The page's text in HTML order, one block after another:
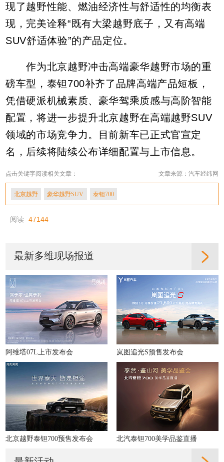
现了越野性能、燃油经济性与舒适性的均衡表
现，完美诠释“既有大梁越野底子，又有高端
SUV舒适体验”的产品定位。
作为北京越野冲击高端豪华越野市场的重
磅车型，泰钽700补齐了品牌高端产品短板，
凭借硬派机械素质、豪华驾乘质感与高阶智能
配置，将进一步提升北京越野在高端越野SUV
领域的市场竞争力。目前新车已正式官宣定
名，后续将陆续公布详细配置与上市信息。
点击关键字阅读相关文章： 文章来源：汽车经纬网
北京越野 豪华越野SUV 泰钽700
阅读 47144
最新多维现场报道
阿维塔07L上市发布会 岚图追光S预售发布会
北京越野泰钽700预售发布会 北汽泰钽700美学品鉴直播